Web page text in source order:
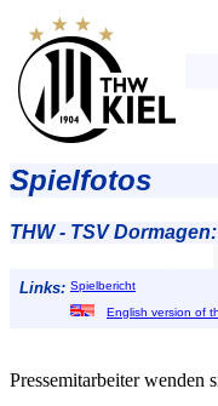
Spielfotos
THW - TSV
Links: Spielbericht
English version of
Pressemitarbeiter wenden